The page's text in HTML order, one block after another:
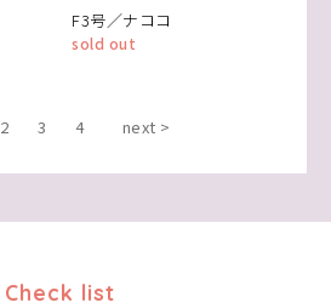
F3号／ナココ
sold out
2 3 4 next >
Check list